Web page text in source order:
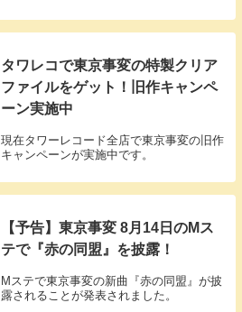
タワレコで東京事変の特製クリア
ファイルをゲット！旧作キャンペ
ーン実施中
現在タワーレコード全店で東京事変の旧作
キャンペーンが実施中です。
【予告】東京事変 8月14日のMス
テで『赤の同盟』を披露！
Mステで東京事変の新曲『赤の同盟』が披
露されることが発表されました。